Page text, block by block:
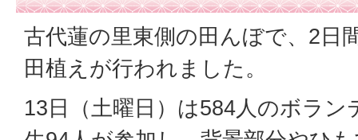
古代蓮の里東側の田んぼで、2日
田植えが行われました。
13日（土曜日）は584人のボラン